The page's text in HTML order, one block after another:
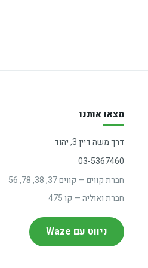
מצאו אותנו
דרך משה דיין 3, יהוד
03-5367460
חברת קווים — קווים 37, 38, 78, 56
חברת ואוליה — קו 475
ניווט עם Waze